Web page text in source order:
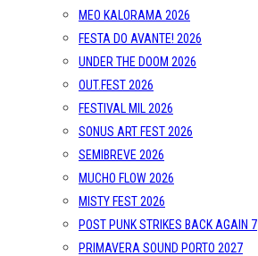
MEO KALORAMA 2026
FESTA DO AVANTE! 2026
UNDER THE DOOM 2026
OUT.FEST 2026
FESTIVAL MIL 2026
SONUS ART FEST 2026
SEMIBREVE 2026
MUCHO FLOW 2026
MISTY FEST 2026
POST PUNK STRIKES BACK AGAIN 7
PRIMAVERA SOUND PORTO 2027